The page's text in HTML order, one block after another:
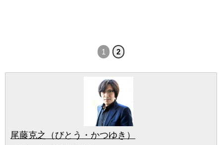
1 2
尾藤克之（びとう・かつゆき）